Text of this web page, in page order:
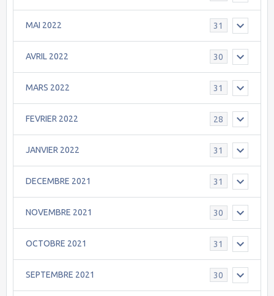
MAI 2022 31
AVRIL 2022 30
MARS 2022 31
FEVRIER 2022 28
JANVIER 2022 31
DECEMBRE 2021 31
NOVEMBRE 2021 30
OCTOBRE 2021 31
SEPTEMBRE 2021 30